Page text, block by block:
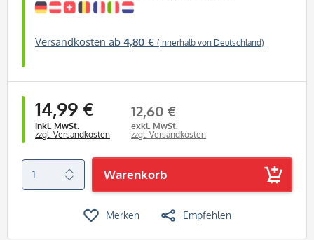
Versandkosten ab 4,80 € (innerhalb von Deutschland)
14,99 €
inkl. MwSt.
zzgl. Versandkosten
12,60 €
exkl. MwSt.
zzgl. Versandkosten
Warenkorb
Merken Empfehlen